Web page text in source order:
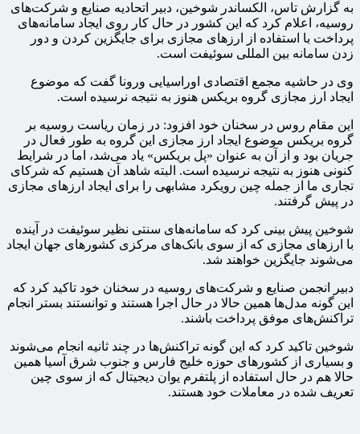
به گزارش تاس، الکساندر شوخین، دبیر اتحادیه صنایع و شرکت‌های
روسیه، اعلام کرد که این کشور در حال کار روی ایجاد سامانه‌های
پرداخت با استفاده از ارزهای مجازی برای جایگزین کردن و دور
زدن سامانه بین المللی سوئیفت است.
وی در حاشیه مجمع اقتصادی اوراسیایی ورونا گفت که موضوع
ایجاد ارز مجازی گروه بریکس هنوز به نتیجه نرسیده است.
این مقام روس در سخنان خود افزود: در زمان ریاست روسیه بر
گروه بریکس موضوع ایجاد ارز مجازی این گروه به طور فعال در
جریان بود و از آن به عنوان «پل بریکس» یاد می‌شد، اما در شرایط
کنونی هنوز به نتیجه نرسیده است. البته شاهد آن هستیم که شرکای
تجاری ما از جمله چین رویکرد مشابهی را برای ایجاد ارزهای مجازی
در پیش گرفتند.
شوخین پیش بینی کرد که سامانه‌های سنتی نظیر سوئیفت در آینده
با ارزهای مجازی که از سوی بانک‌های مرکزی کشورهای جهان ایجاد
می‌شوند جایگزین خواهند شد.
دبیر انجمن صنایع و شرکت‌های روسیه در سخنان خود تاکید کرد که
این گونه مدل‌ها همین حالا در حال اجرا هستند و توانستند بستر انجام
تراکنش‌های موفق پرداخت باشند.
شوخین تاکید کرد که این گونه تراکنش‌ها در چند ثانیه انجام می‌شوند
و بسیاری از کشورهای حوزه خلیج فارس و جنوب شرق آسیا همین
حالا هم در حال استفاده از پلتفرم یوان دیجیتال که از سوی چین
تعریف شده در معاملات خود هستند.